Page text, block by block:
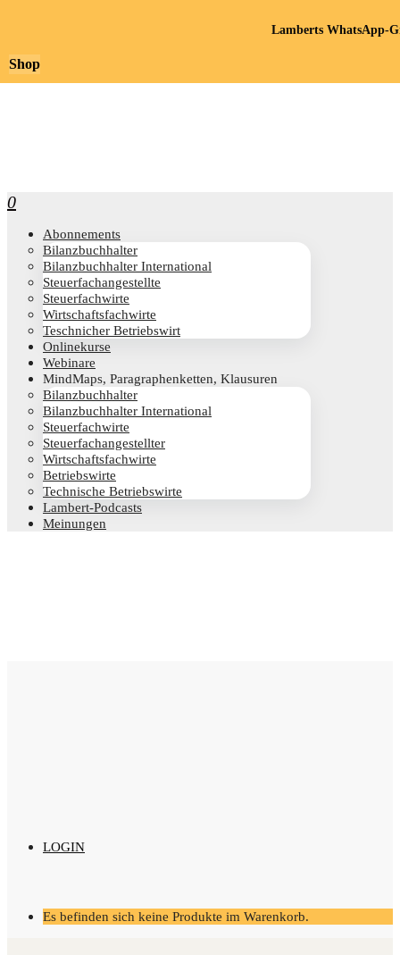
0
Abon­ne­ments
Bilanz­buch­hal­ter
Bilanz­buch­hal­ter International
Steu­er­fach­an­ge­stell­te
Steu­er­fach­wir­te
Wirt­schafts­fach­wir­te
Teschni­cher Betriebswirt
Online­kur­se
Web­i­na­re
Mind­Maps, Para­gra­phen­ket­ten, Klausuren
Bilanz­buch­hal­ter
Bilanz­buch­hal­ter International
Steu­er­fach­wir­te
Steu­er­fach­an­ge­stell­ter
Wirt­schafts­fach­wir­te
Betriebs­wir­te
Tech­ni­sche Betriebswirte
Lam­­bert-Pod­­casts
Mei­nun­gen
LOGIN
Es befinden sich keine Produkte im Warenkorb.
Shop
Lamberts WhatsApp-